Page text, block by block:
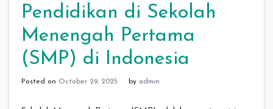
Pendidikan di Sekolah
Menengah Pertama
(SMP) di Indonesia
Posted on October 29, 2025 by admin